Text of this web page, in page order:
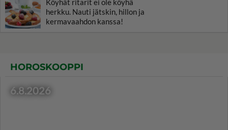
herkku. Nauti jätskin, hillon ja
kermavaahdon kanssa!
HOROSKOOPPI
6.8.2026